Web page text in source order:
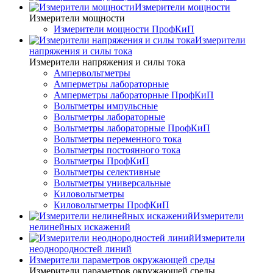
Измерители мощности
Измерители мощности
Измерители мощности ПрофКиП
Измерители
напряжения и силы тока
Измерители напряжения и силы тока
Ампервольтметры
Амперметры лабораторные
Амперметры лабораторные ПрофКиП
Вольтметры импульсные
Вольтметры лабораторные
Вольтметры лабораторные ПрофКиП
Вольтметры переменного тока
Вольтметры постоянного тока
Вольтметры ПрофКиП
Вольтметры селективные
Вольтметры универсальные
Киловольтметры
Киловольтметры ПрофКиП
Измерители
нелинейных искажений
Измерители
неоднородностей линий
Измерители параметров окружающей среды
Измерители параметров окружающей среды